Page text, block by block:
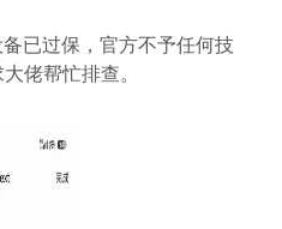
已过保，官方不予任何技
佬帮忙排查。